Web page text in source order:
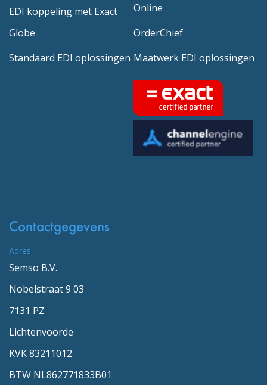
EDI koppeling met Exact
Globe
Standaard EDI oplossingen
Online
OrderChief
Maatwerk EDI oplossingen
Contactgegevens
Adres:
Semso B.V.
Nobelstraat 9 03
7131 PZ
Lichtenvoorde
KVK 83211012
BTW NL862771833B01